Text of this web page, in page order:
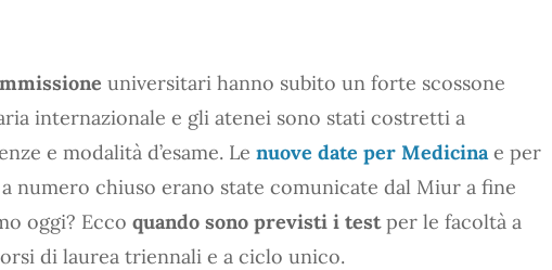
universitari hanno subito un forte scossone
internazionale e gli atenei sono stati costretti a
e modalità d’esame. Le nuove date per Medicinae per
numero chiuso erano state comunicate dal Miur a fine
oggi? Ecco quando sono previsti i testper le facoltà a
di laurea triennali e a ciclo unico.